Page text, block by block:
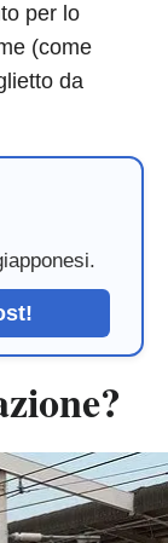
per lo
(come
da